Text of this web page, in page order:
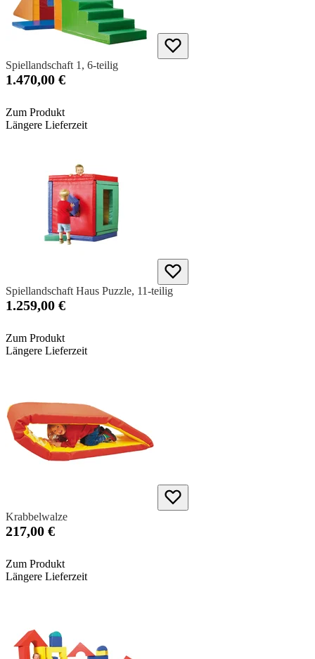
Spiellandschaft 1, 6-teilig
1.470,00 €
Zum Produkt
Längere Lieferzeit
Spiellandschaft Haus Puzzle, 11-teilig
1.259,00 €
Zum Produkt
Längere Lieferzeit
Krabbelwalze
217,00 €
Zum Produkt
Längere Lieferzeit